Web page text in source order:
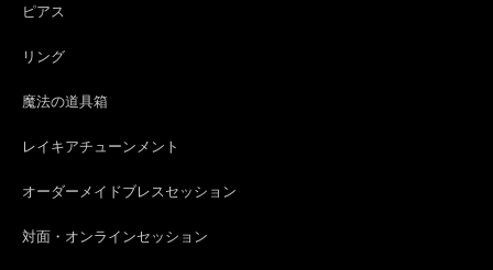
ピアス
リング
魔法の道具箱
レイキアチューンメント
オーダーメイドブレスセッション
対面・オンラインセッション